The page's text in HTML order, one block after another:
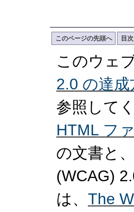
このページの先頭へ 目次
このウェ
2.0 の達
参照して
HTML フ
の文書と
(WCAG)
は、 The